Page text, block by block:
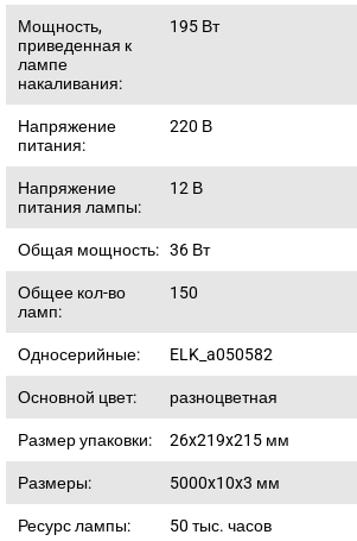
Мощность,
приведенная к
лампе
накаливания:
195 Вт
Напряжение
питания:
220 В
Напряжение
питания лампы:
12 В
Общая мощность: 36 Вт
Общее кол-во
ламп:
150
Односерийные: ELK_a050582
Основной цвет: разноцветная
Размер упаковки: 26x219x215 мм
Размеры: 5000x10x3 мм
Ресурс лампы: 50 тыс. часов